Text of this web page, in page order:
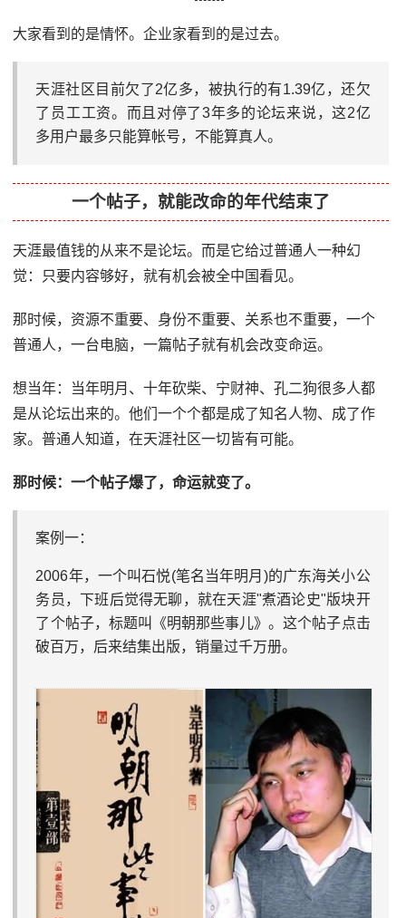
大家看到的是情怀。企业家看到的是过去。
天涯社区目前欠了2亿多，被执行的有1.39亿，还欠
了员工工资。而且对停了3年多的论坛来说，这2亿
多用户最多只能算帐号，不能算真人。
一个帖子，就能改命的年代结束了
天涯最值钱的从来不是论坛。而是它给过普通人一种幻
觉：只要内容够好，就有机会被全中国看见。
那时候，资源不重要、身份不重要、关系也不重要，一个
普通人，一台电脑，一篇帖子就有机会改变命运。
想当年：当年明月、十年砍柴、宁财神、孔二狗很多人都
是从论坛出来的。他们一个个都是成了知名人物、成了作
家。普通人知道，在天涯社区一切皆有可能。
那时候：一个帖子爆了，命运就变了。
案例一：
2006年，一个叫石悦(笔名当年明月)的广东海关小公
务员，下班后觉得无聊，就在天涯"煮酒论史"版块开
了个帖子，标题叫《明朝那些事儿》。这个帖子点击
破百万，后来结集出版，销量过千万册。